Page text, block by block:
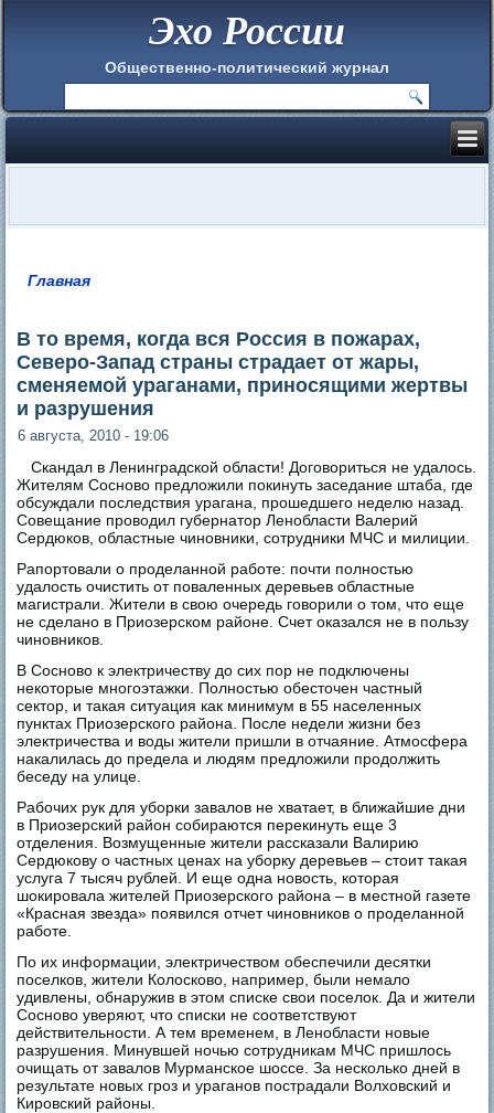
Эхо России
Общественно-политический журнал
Главная
В то время, когда вся Россия в пожарах,
Северо-Запад страны страдает от жары,
сменяемой ураганами, приносящими жертвы
и разрушения
6 августа, 2010 - 19:06
Скандал в Ленинградской области! Договориться не удалось.
Жителям Сосново предложили покинуть заседание штаба, где
обсуждали последствия урагана, прошедшего неделю назад.
Совещание проводил губернатор Ленобласти Валерий
Сердюков, областные чиновники, сотрудники МЧС и милиции.
Рапортовали о проделанной работе: почти полностью
удалость очистить от поваленных деревьев областные
магистрали. Жители в свою очередь говорили о том, что еще
не сделано в Приозерском районе. Счет оказался не в пользу
чиновников.
В Сосново к электричеству до сих пор не подключены
некоторые многоэтажки. Полностью обесточен частный
сектор, и такая ситуация как минимум в 55 населенных
пунктах Приозерского района. После недели жизни без
электричества и воды жители пришли в отчаяние. Атмосфера
накалилась до предела и людям предложили продолжить
беседу на улице.
Рабочих рук для уборки завалов не хватает, в ближайшие дни
в Приозерский район собираются перекинуть еще 3
отделения. Возмущенные жители рассказали Валирию
Сердюкову о частных ценах на уборку деревьев – стоит такая
услуга 7 тысяч рублей. И еще одна новость, которая
шокировала жителей Приозерского района – в местной газете
«Красная звезда» появился отчет чиновников о проделанной
работе.
По их информации, электричеством обеспечили десятки
поселков, жители Колосково, например, были немало
удивлены, обнаружив в этом списке свои поселок. Да и жители
Сосново уверяют, что списки не соответствуют
действительности. А тем временем, в Ленобласти новые
разрушения. Минувшей ночью сотрудникам МЧС пришлось
очищать от завалов Мурманское шоссе. За несколько дней в
результате новых гроз и ураганов пострадали Волховский и
Кировский районы.